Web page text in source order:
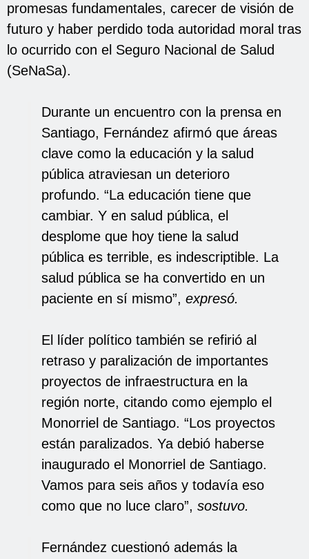
promesas fundamentales, carecer de visión de
futuro y haber perdido toda autoridad moral tras
lo ocurrido con el Seguro Nacional de Salud
(SeNaSa).
Durante un encuentro con la prensa en
Santiago, Fernández afirmó que áreas
clave como la educación y la salud
pública atraviesan un deterioro
profundo. “La educación tiene que
cambiar. Y en salud pública, el
desplome que hoy tiene la salud
pública es terrible, es indescriptible. La
salud pública se ha convertido en un
paciente en sí mismo”, expresó.
El líder político también se refirió al
retraso y paralización de importantes
proyectos de infraestructura en la
región norte, citando como ejemplo el
Monorriel de Santiago. “Los proyectos
están paralizados. Ya debió haberse
inaugurado el Monorriel de Santiago.
Vamos para seis años y todavía eso
como que no luce claro”, sostuvo.
Fernández cuestionó además la